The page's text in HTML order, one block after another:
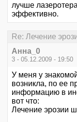
лучше
эффективно.
Re: Лечение
Анна_0
3 - 05.12.2009 - 19:50
У меня у
возникла, по ее
информацию в
вот что:
Лечение эрозии